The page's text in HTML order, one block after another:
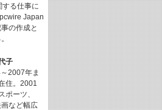
する仕事に
Japan
の作成と
子
2007年ま
住。2001
ポーツ、
など幅広